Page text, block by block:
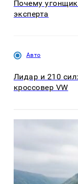
Почему
эксперта
Авто
Лидар и 210
кроссовер VW